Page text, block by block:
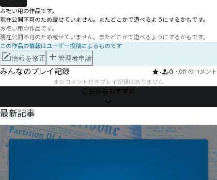
お祝い用の作品です。
現在公開不可のため載せていません。またどこかで遊べるようにするかもです。
お祝い用の作品です。
現在公開不可のため載せていません。またどこかで遊べるようにするかもです。
この作品の情報はユーザー投稿によるものです
情報を修正 管理者申請
みんなのプレイ記録 - 0 ・ 0件のコメント
まだコメント付きプレイ記録はありません
こちらもおすすめ
NEWS
最新記事